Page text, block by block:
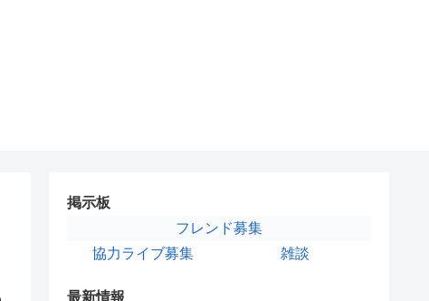
掲示板
フレンド募集
協力ライブ募集
雑談
最新情報